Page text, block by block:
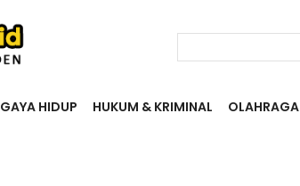
GAYA HIDUP HUKUM & KRIMINAL OLAHRAGA